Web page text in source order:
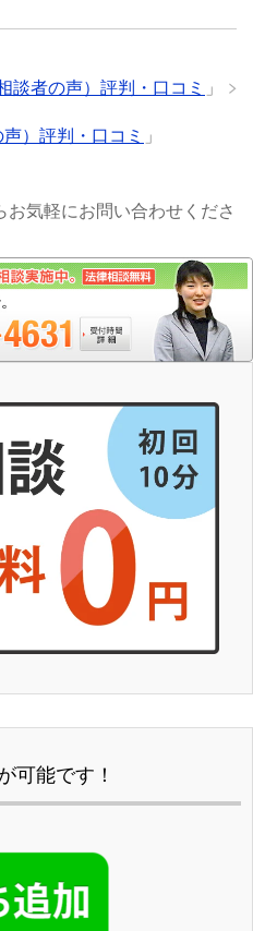
談者の声）評判・口コミ 」
）評判・口コミ 」
気軽にお問い合わせくださ
可能です！